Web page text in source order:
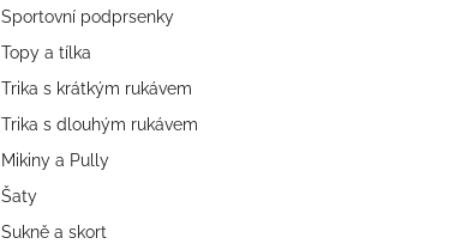
Sportovní podprsenky
Topy a tílka
Trika s krátkým rukávem
Trika s dlouhým rukávem
Mikiny a Pully
Šaty
Sukně a skort